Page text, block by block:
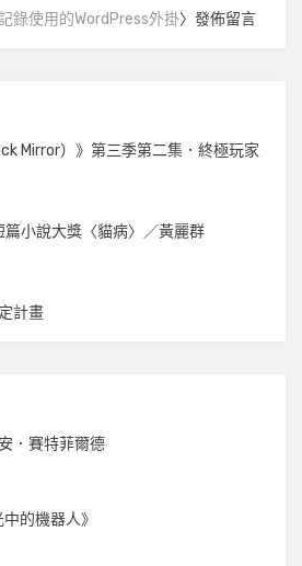
錄使用的WordPress外掛〉發佈留言
Mirror）》第三季第二集．終極玩家
小說大獎〈貓病〉／黃麗群
計畫
．賽特菲爾德
的機器人》